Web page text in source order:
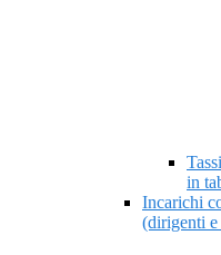
in
Incarichi
(dirigenti